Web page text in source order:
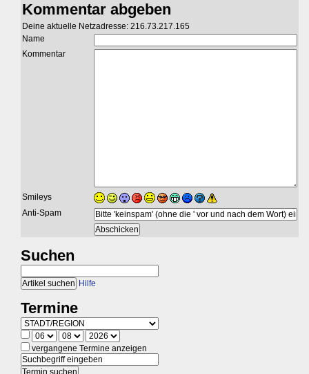
Kommentar abgeben
Deine aktuelle Netzadresse: 216.73.217.165
Name
Kommentar
Smileys
Anti-Spam
Suchen
Hilfe
Termine
vergangene Termine anzeigen